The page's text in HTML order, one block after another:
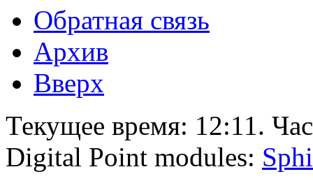
Обратная связь
Архив
Вверх
Текущее время: 12:11.
Digital Point modules: